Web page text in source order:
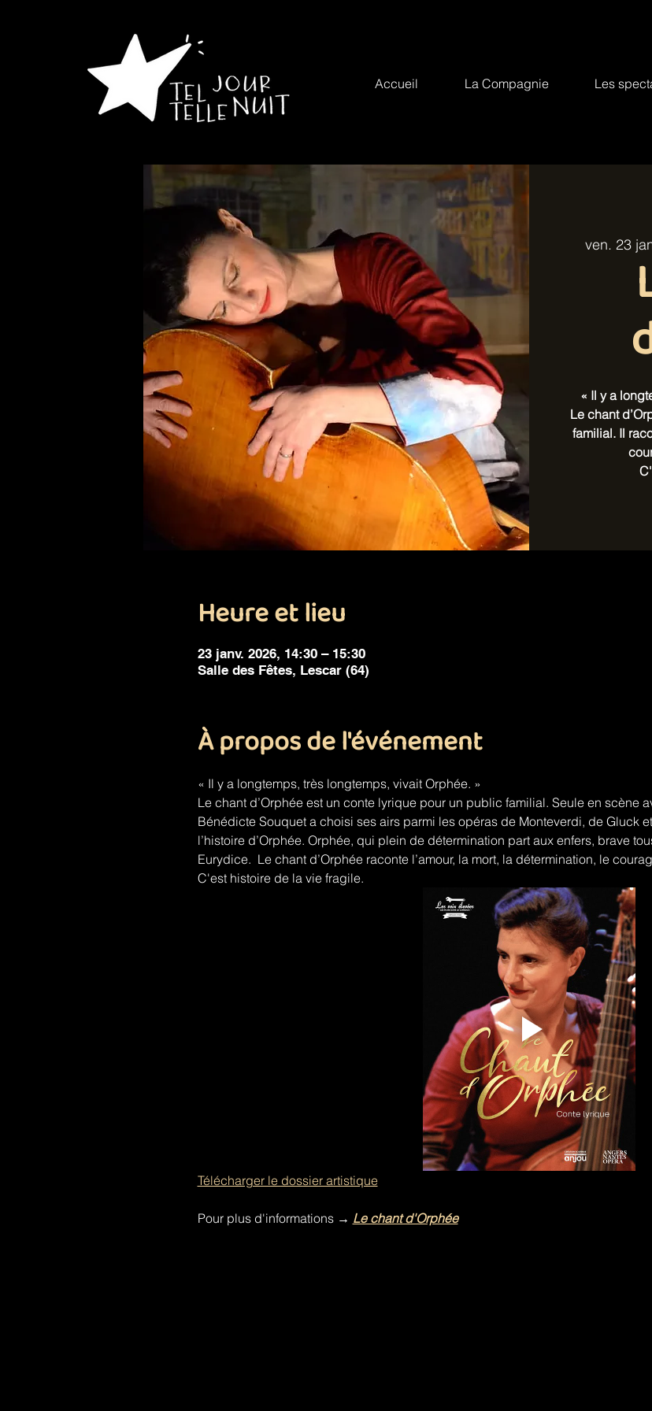
Accueil La Compagnie Les
ven. 23
« Il y a
Le chant
familial. Il
Heure et lieu
23 janv. 2026, 14:30 – 15:30
Salle des Fêtes, Lescar (64)
À propos de l'événement
« Il y a longtemps, très longtemps, vivait Orphée. »
Le chant d’Orphée est un conte lyrique pour un public familial. Seule en scène
Bénédicte Souquet a choisi ses airs parmi les opéras de Monteverdi, de Gluck
l’histoire d’Orphée. Orphée, qui plein de détermination part aux enfers, brave
Eurydice.  Le chant d’Orphée raconte l’amour, la mort, la détermination, le
C'est histoire de la vie fragile.
Télécharger le dossier artistique
Pour plus d'informations → Le chant d'Orphée